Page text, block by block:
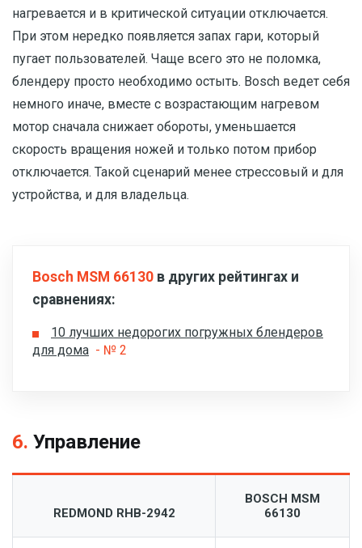
нагревается и в критической ситуации отключается.
При этом нередко появляется запах гари, который
пугает пользователей. Чаще всего это не поломка,
блендеру просто необходимо остыть. Bosch ведет себя
немного иначе, вместе с возрастающим нагревом
мотор сначала снижает обороты, уменьшается
скорость вращения ножей и только потом прибор
отключается. Такой сценарий менее стрессовый и для
устройства, и для владельца.
Bosch MSM 66130 в других рейтингах и
сравнениях:
10 лучших недорогих погружных блендеров
для дома - № 2
6. Управление
REDMOND RHB-2942
BOSCH MSM
66130